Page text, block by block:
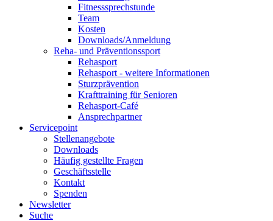
Fitnesssprechstunde
Team
Kosten
Downloads/Anmeldung
Reha- und Präventionssport
Rehasport
Rehasport - weitere Informationen
Sturzprävention
Krafttraining für Senioren
Rehasport-Café
Ansprechpartner
Servicepoint
Stellenangebote
Downloads
Häufig gestellte Fragen
Geschäftsstelle
Kontakt
Spenden
Newsletter
Suche